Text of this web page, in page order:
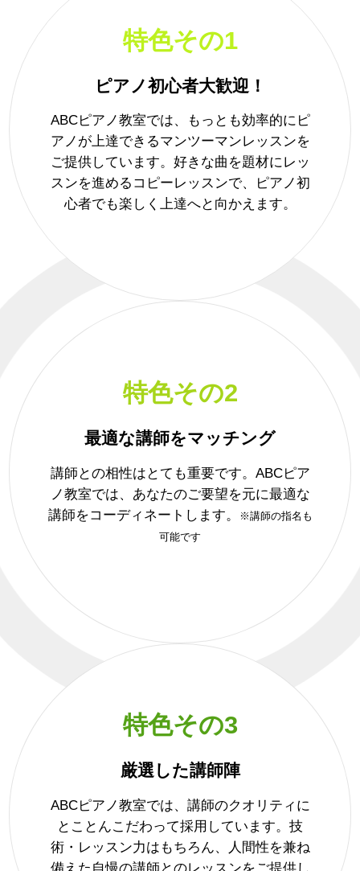
特色その1
ピアノ初心者大歓迎！
ABCピアノ教室では、もっとも効率的にピ
アノが上達できるマンツーマンレッスンを
ご提供しています。好きな曲を題材にレッ
スンを進めるコピーレッスンで、ピアノ初
心者でも楽しく上達へと向かえます。
特色その2
最適な講師をマッチング
講師との相性はとても重要です。ABCピア
ノ教室では、あなたのご要望を元に最適な
講師をコーディネートします。
※講師の指名も
可能です
特色その3
厳選した講師陣
ABCピアノ教室では、講師のクオリティに
とことんこだわって採用しています。技
術・レッスン力はもちろん、人間性を兼ね
備えた自慢の講師とのレッスンをご提供し